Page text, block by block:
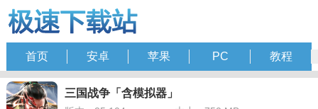
首页 安卓 苹果 PC 教程
三国战争「含模拟器」